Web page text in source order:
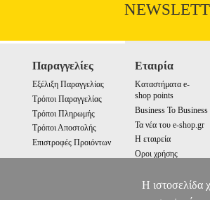
Παραγγελίες
Εξέλιξη Παραγγελίας
Τρόποι Παραγγελίας
Τρόποι Πληρωμής
Τρόποι Αποστολής
Επιστροφές Προιόντων
Εταιρία
Καταστήματα e-
shop points
Business To Business
Τα νέα του e-shop.gr
Η εταιρεία
Οροι χρήσης
Η ιστοσελίδα